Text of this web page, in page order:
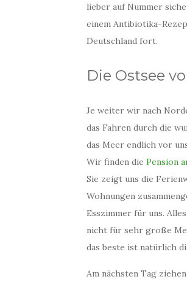
lieber auf Nummer
einem Antibiotika-
Deutschland fort.
Die Ostsee
Je weiter wir nach
das Fahren durch die
das Meer endlich vor
Wir finden die Pension
Sie zeigt uns die
Wohnungen
Esszimmer für uns.
nicht für sehr große
das beste ist natürlich
Am nächsten Tag